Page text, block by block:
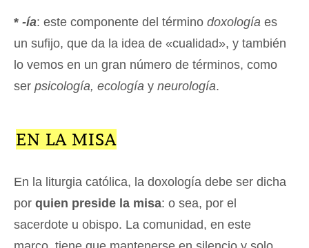
* -ía: este componente del término doxología es
un sufijo, que da la idea de «cualidad», y también
lo vemos en un gran número de términos, como
ser psicología, ecología y neurología.
EN LA MISA
En la liturgia católica, la doxología debe ser dicha
por quien preside la misa: o sea, por el
sacerdote u obispo. La comunidad, en este